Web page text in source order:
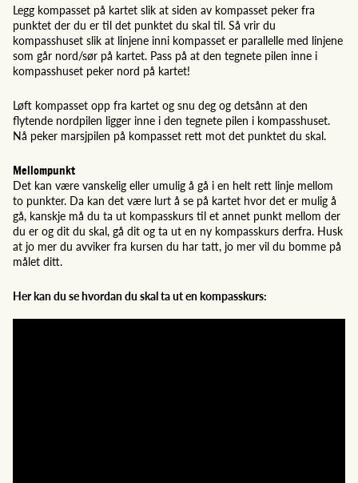
Legg kompasset på kartet slik at siden av kompasset peker fra
punktet der du er til det punktet du skal til. Så vrir du
kompasshuset slik at linjene inni kompasset er parallelle med linjene
som går nord/sør på kartet. Pass på at den tegnete pilen inne i
kompasshuset peker nord på kartet!
Løft kompasset opp fra kartet og snu deg og detsånn at den
flytende nordpilen ligger inne i den tegnete pilen i kompasshuset.
Nå peker marsjpilen på kompasset rett mot det punktet du skal.
Mellompunkt
Det kan være vanskelig eller umulig å gå i en helt rett linje mellom
to punkter. Da kan det være lurt å se på kartet hvor det er mulig å
gå, kanskje må du ta ut kompasskurs til et annet punkt mellom der
du er og dit du skal, gå dit og ta ut en ny kompasskurs derfra. Husk
at jo mer du avviker fra kursen du har tatt, jo mer vil du bomme på
målet ditt.
Her kan du se hvordan du skal ta ut en kompasskurs: